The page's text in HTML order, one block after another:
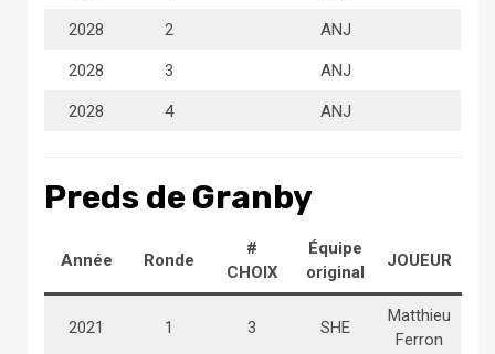
2028 2 ANJ
2028 3 ANJ
2028 4 ANJ
Preds de Granby
Année Ronde
#
CHOIX
Équipe
original
JOUEUR
2021 1 3 SHE
Matthieu
Ferron